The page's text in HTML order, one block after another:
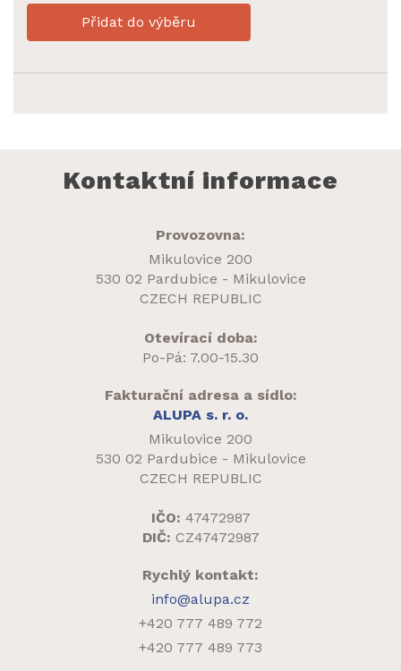
Přidat do výběru
Kontaktní informace
Provozovna:
Mikulovice 200
530 02 Pardubice - Mikulovice
CZECH REPUBLIC
Otevírací doba:
Po-Pá: 7.00-15.30
Fakturační adresa a sídlo:
ALUPA s. r. o.
Mikulovice 200
530 02 Pardubice - Mikulovice
CZECH REPUBLIC
IČO: 47472987
DIČ: CZ47472987
Rychlý kontakt:
info@alupa.cz
+420 777 489 772
+420 777 489 773